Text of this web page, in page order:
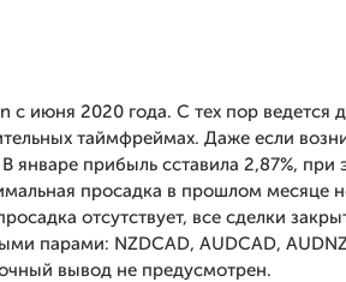
с июня 2020 года. С тех пор ведется
таймфреймах. Даже если
прибыль сставила 2,87%, при
просадка в прошлом месяце
отсутствует, все сделки
парами: NZDCAD, AUDCAD,
вывод не предусмотрен.